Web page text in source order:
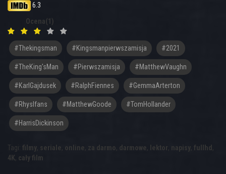
6.3
Ocena(1)
#thekingsman #kingsmanpierwszamisja #2021
#TheKing'sMan #Pierwszamisja #MatthewVaughn
#KarlGajdusek #RalphFiennes #GemmaArterton
#RhysIfans #MatthewGoode #TomHollander
#HarrisDickinson
Tagi: filmy, seriale, online, za darmo, darmowe, lektor, napisy, fullhd ,
4K, cały film